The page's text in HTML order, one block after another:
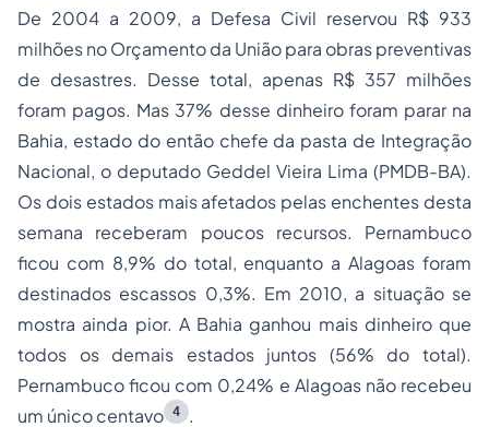
De 2004 a 2009, a Defesa Civil reservou R$ 933
milhões no Orçamento da União para obras preventivas
de desastres. Desse total, apenas R$ 357 milhões
foram pagos. Mas 37% desse dinheiro foram parar na
Bahia, estado do então chefe da pasta de Integração
Nacional, o deputado Geddel Vieira Lima (PMDB-BA).
Os dois estados mais afetados pelas enchentes desta
semana receberam poucos recursos. Pernambuco
ficou com 8,9% do total, enquanto a Alagoas foram
destinados escassos 0,3%. Em 2010, a situação se
mostra ainda pior. A Bahia ganhou mais dinheiro que
todos os demais estados juntos (56% do total).
Pernambuco ficou com 0,24% e Alagoas não recebeu
um único centavo 4 .